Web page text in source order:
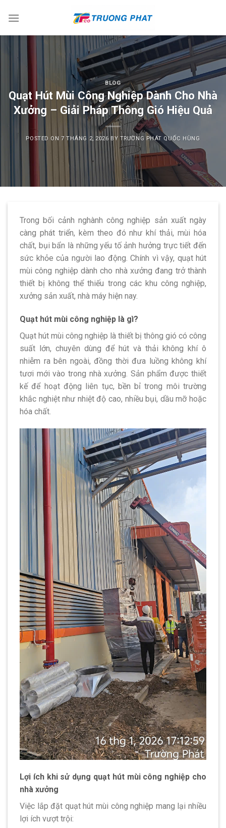
BLOG
Quạt Hút Mùi Công Nghiệp Dành Cho Nhà
Xưởng – Giải Pháp Thông Gió Hiệu Quả
POSTED ON7 THÁNG 2, 2026 BYTRƯỜNG PHÁT QUỐC HÙNG
Trong bối cảnh nghành công nghiệp sản xuất ngày
càng phát triển, kèm theo đó như khí thải, mùi hóa
chất, bụi bẩn là những yếu tố ảnh hưởng trực tiết đến
sức khỏe của người lao động. Chính vì vậy, quạt hút
mùi công nghiệp dành cho nhà xưởng đang trở thành
thiết bị không thể thiếu trong các khu công nghiệp,
xưởng sản xuất, nhà máy hiện nay.
Quạt hút mùi công nghiệp là gì?
Quạt hút mùi công nghiệp là thiết bị thông gió có công
suất lớn, chuyên dùng để hút và thải không khí ô
nhiễm ra bên ngoài, đồng thời đưa luồng không khí
tươi mới vào trong nhà xưởng. Sản phẩm được thiết
kế để hoạt động liên tục, bền bỉ trong môi trường
khắc nghiệt như nhiệt độ cao, nhiều bụi, dầu mỡ hoặc
hóa chất.
Lợi ích khi sử dụng quạt hút mùi công nghiệp cho
nhà xưởng
Việc lắp đặt quạt hút mùi công nghiệp mang lại nhiều
lợi ích vượt trội: